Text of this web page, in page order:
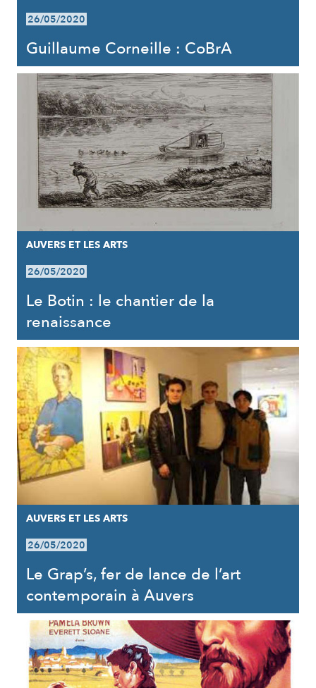
26/05/2020
Guillaume Corneille : CoBrA
AUVERS ET LES ARTS
26/05/2020
Le Botin : le chantier de la
renaissance
AUVERS ET LES ARTS
26/05/2020
Le Grap’s, fer de lance de l’art
contemporain à Auvers